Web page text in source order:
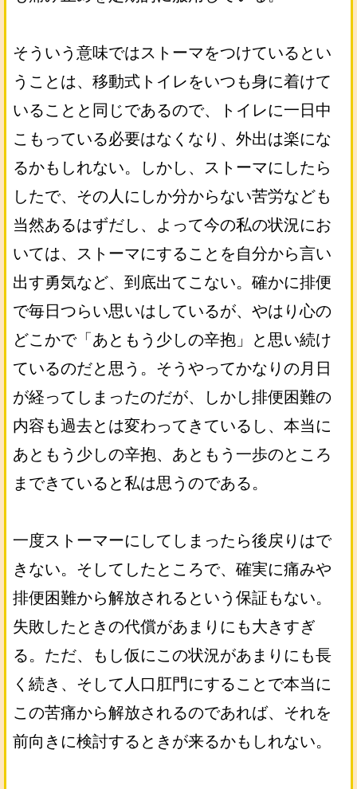
そういう意味ではストーマをつけているとい
うことは、移動式トイレをいつも身に着けて
いることと同じであるので、トイレに一日中
こもっている必要はなくなり、外出は楽にな
るかもしれない。しかし、ストーマにしたら
したで、その人にしか分からない苦労なども
当然あるはずだし、よって今の私の状況にお
いては、ストーマにすることを自分から言い
出す勇気など、到底出てこない。確かに排便
で毎日つらい思いはしているが、やはり心の
どこかで「あともう少しの辛抱」と思い続け
ているのだと思う。そうやってかなりの月日
が経ってしまったのだが、しかし排便困難の
内容も過去とは変わってきているし、本当に
あともう少しの辛抱、あともう一歩のところ
まできていると私は思うのである。
一度ストーマーにしてしまったら後戻りはで
きない。そしてしたところで、確実に痛みや
排便困難から解放されるという保証もない。
失敗したときの代償があまりにも大きすぎ
る。ただ、もし仮にこの状況があまりにも長
く続き、そして人口肛門にすることで本当に
この苦痛から解放されるのであれば、それを
前向きに検討するときが来るかもしれない。